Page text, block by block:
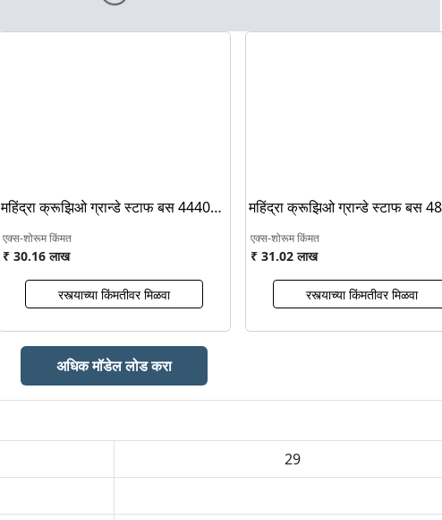
महिंद्रा क्रूझिओ ग्रान्डे स्टाफ बस 4440
बीएस6
एक्स-शोरूम किंमत
₹ 30.16 लाख
रस्त्याच्या किंमतीवर मिळवा
महिंद्रा क्रूझिओ ग्रान्डे स्टाफ बस
बीएस6
एक्स-शोरूम किंमत
₹ 31.02 लाख
रस्त्याच्या किंमतीवर मिळवा
अधिक मॉडेल लोड करा
29